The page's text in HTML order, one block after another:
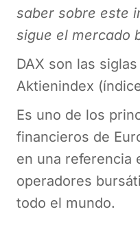
saber sobre este
sigue el mercado
DAX son las
Aktienindex
Es uno de los
financieros de
en una referencia
operadores
todo el mundo.